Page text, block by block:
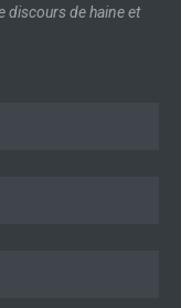
discours de haine et